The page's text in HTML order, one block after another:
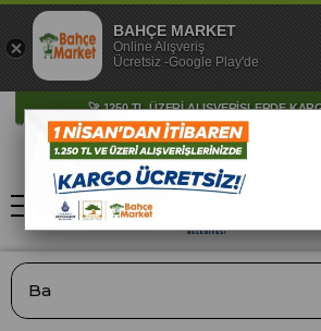
🚀 1250 TL ÜZERİ ALIŞVERİŞLERDE
BAHÇE MARKET
Online Alışveriş
Ücretsiz -Google Play'de